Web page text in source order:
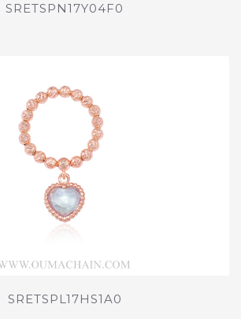
SRETSPN17Y04F0
SRETSPL17HS1A0